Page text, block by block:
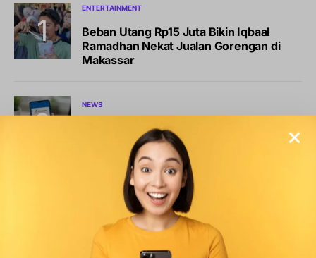
ENTERTAINMENT
Beban Utang Rp15 Juta Bikin Iqbaal
Ramadhan Nekat Jualan Gorengan di
Makassar
NEWS
Kabar Terbaru BLT Kesra Rp900.000:
Syarat, Cara Cek, dan Jadwal Pencairan
LIFESTYLE
Sama-Sama Berbahaya, Kenapa Vaping
Tetap Jadi Tren Populer Anak Muda?